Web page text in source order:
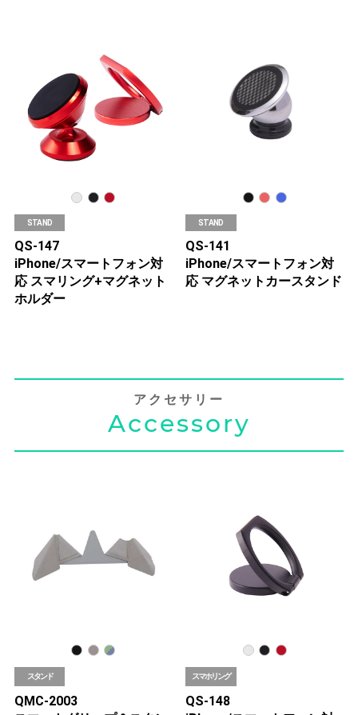
STAND
QS-147
iPhone/スマートフォン対
応 スマリング+マグネット
ホルダー
STAND
QS-141
iPhone/スマートフォン対
応 マグネットカースタンド
アクセサリー
Accessory
スタンド
QMC-2003
スマホリング
QS-148